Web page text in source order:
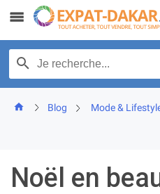
content
Recherche par texte
Blog Mode &
Noël en